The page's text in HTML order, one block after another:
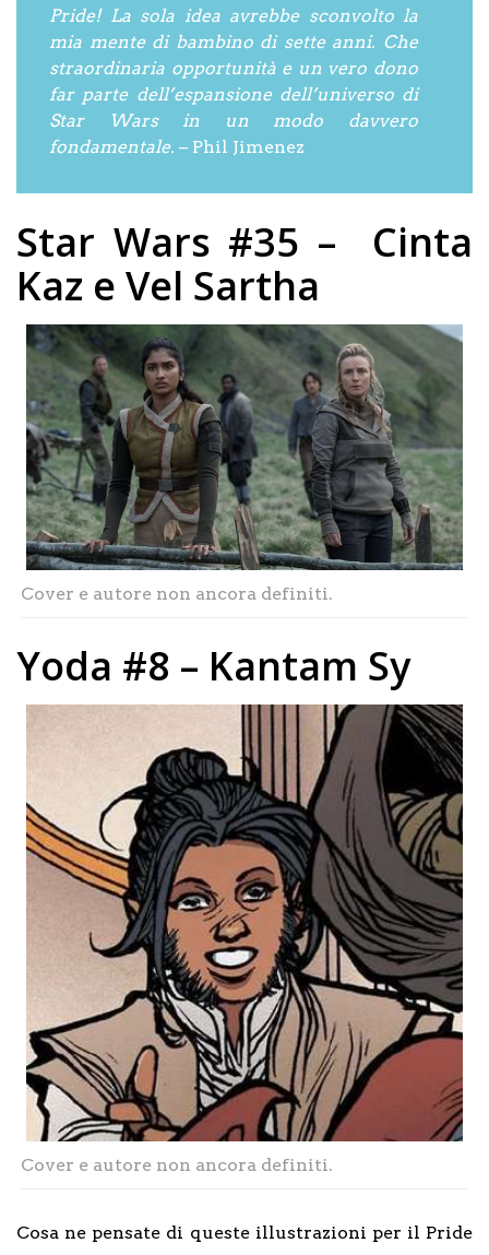
Pride! La sola idea avrebbe sconvolto la
mia mente di bambino di sette anni. Che
straordinaria opportunità e un vero dono
far parte dell’espansione dell’universo di
Star Wars in un modo davvero
fondamentale. – Phil Jimenez
Star Wars #35 – Cinta
Kaz e Vel Sartha
Cover e autore non ancora definiti.
Yoda #8 – Kantam Sy
Cover e autore non ancora definiti.
Cosa ne pensate di queste illustrazioni per il Pride